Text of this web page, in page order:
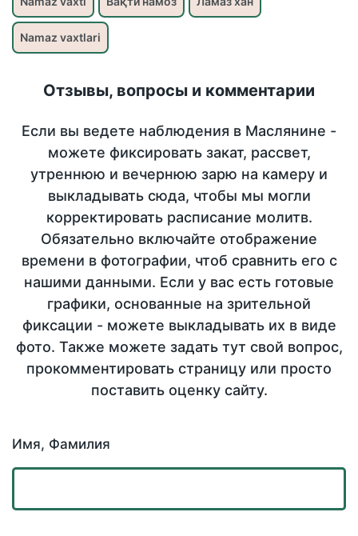
Namaz vaxtlari
Отзывы, вопросы и комментарии
Если вы ведете наблюдения в Маслянине -
можете фиксировать закат, рассвет,
утреннюю и вечернюю зарю на камеру и
выкладывать сюда, чтобы мы могли
корректировать расписание молитв.
Обязательно включайте отображение
времени в фотографии, чтоб сравнить его с
нашими данными. Если у вас есть готовые
графики, основанные на зрительной
фиксации - можете выкладывать их в виде
фото. Также можете задать тут свой вопрос,
прокомментировать страницу или просто
поставить оценку сайту.
Имя, Фамилия